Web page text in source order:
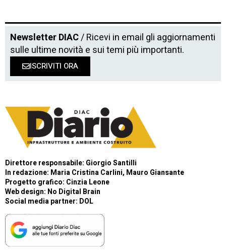
Newsletter DIAC/ Ricevi in email gli aggiornamenti
sulle ultime novità e sui temi più importanti.
ISCRIVITI ORA
Direttore responsabile: Giorgio Santilli
In redazione: Maria Cristina Carlini, Mauro Giansante
Progetto grafico: Cinzia Leone
Web design: No Digital Brain
Social media partner: DOL